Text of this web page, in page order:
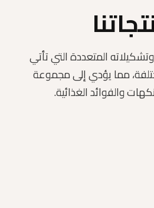
المتعددة التي تأتي
مما يؤدي إلى مجموعة
والفوائد الغذائية.